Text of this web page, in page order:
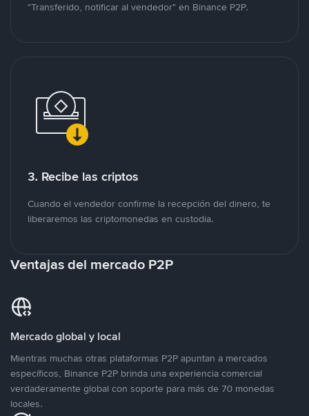
"Transferido, notificar al vendedor" en Binance P2P.
3. Recibe las criptos
Cuando el vendedor confirme la recepción del dinero, te
liberaremos las criptomonedas en custodia.
Ventajas del mercado P2P
Mercado global y local
Mientras muchas otras plataformas P2P apuntan a mercados
específicos, Binance P2P brinda una experiencia comercial
verdaderamente global con soporte para más de 70 monedas
locales.